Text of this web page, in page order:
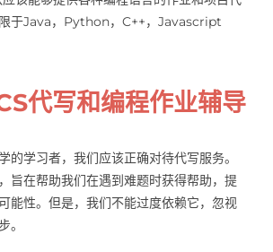
于Java，Python，C++，Javascript
代写和编程作业辅导
的学习者，我们应该正确对待代写服务。
旨在帮助我们在遇到难题时获得帮助，提
能性。但是，我们不能过度依赖它，忽视
。